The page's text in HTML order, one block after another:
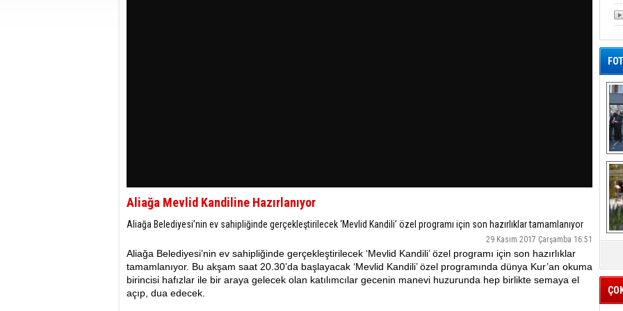
Aliağa Mevlid Kandiline Hazırlanıyor
Aliağa Belediyesi’nin ev sahipliğinde gerçekleştirilecek ‘Mevlid Kandili’ özel programı için son hazırlıklar tamamlanıyor
29 Kasım 2017 Çarşamba 16:51
Aliağa Belediyesi’nin ev sahipliğinde gerçekleştirilecek ‘Mevlid Kandili’ özel programı için son hazırlıklar
tamamlanıyor. Bu akşam saat 20.30’da başlayacak ‘Mevlid Kandili’ özel programında dünya Kur’an okuma
birincisi hafızlar ile bir araya gelecek olan katılımcılar gecenin manevi huzurunda hep birlikte semaya el
açıp, dua edecek.